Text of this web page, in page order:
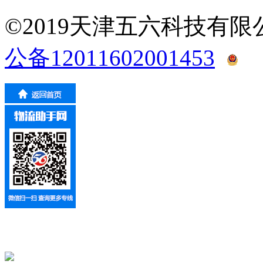
©2019天津五六科技有
公备12011602001453